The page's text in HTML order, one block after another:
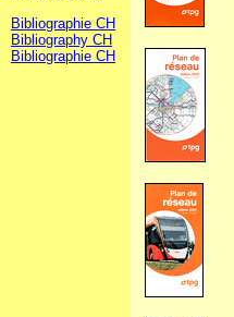
Bibliographie CH
Bibliography CH
Bibliographie CH